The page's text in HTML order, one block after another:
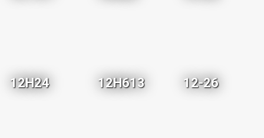
12H24 12H613 12-26